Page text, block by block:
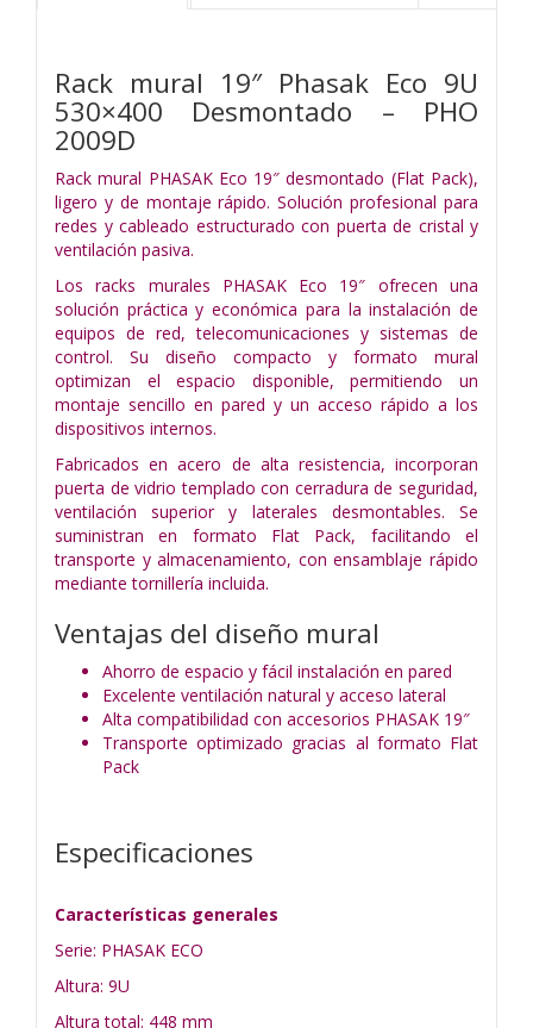
Rack mural 19″ Phasak Eco 9U
530×400 Desmontado – PHO
2009D
Rack mural PHASAK Eco 19″ desmontado (Flat Pack),
ligero y de montaje rápido. Solución profesional para
redes y cableado estructurado con puerta de cristal y
ventilación pasiva.
Los racks murales PHASAK Eco 19″ ofrecen una
solución práctica y económica para la instalación de
equipos de red, telecomunicaciones y sistemas de
control. Su diseño compacto y formato mural
optimizan el espacio disponible, permitiendo un
montaje sencillo en pared y un acceso rápido a los
dispositivos internos.
Fabricados en acero de alta resistencia, incorporan
puerta de vidrio templado con cerradura de seguridad,
ventilación superior y laterales desmontables. Se
suministran en formato Flat Pack, facilitando el
transporte y almacenamiento, con ensamblaje rápido
mediante tornillería incluida.
Ventajas del diseño mural
Ahorro de espacio y fácil instalación en pared
Excelente ventilación natural y acceso lateral
Alta compatibilidad con accesorios PHASAK 19″
Transporte optimizado gracias al formato Flat
Pack
Especificaciones
Características generales
Serie: PHASAK ECO
Altura: 9U
Altura total: 448 mm